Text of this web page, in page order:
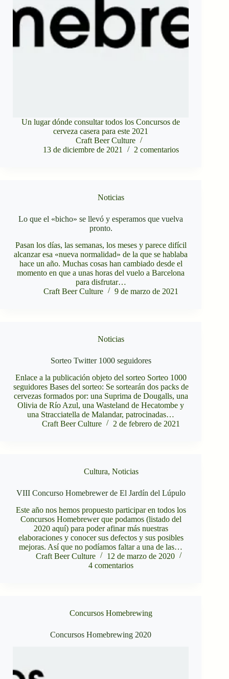
Un lugar dónde consultar todos los Concursos de
cerveza casera para este 2021
Craft Beer Culture
13 de diciembre de 2021
2 comentarios
Noticias
Lo que el «bicho» se llevó y esperamos que vuelva
pronto.
Pasan los días, las semanas, los meses y parece difícil
alcanzar esa «nueva normalidad» de la que se hablaba
hace un año. Muchas cosas han cambiado desde el
momento en que a unas horas del vuelo a Barcelona
para disfrutar…
Craft Beer Culture
9 de marzo de 2021
Noticias
Sorteo Twitter 1000 seguidores
Enlace a la publicación objeto del sorteo Sorteo 1000
seguidores Bases del sorteo: Se sortearán dos packs de
cervezas formados por: una Suprima de Dougalls, una
Olivia de Río Azul, una Wasteland de Hecatombe y
una Stracciatella de Malandar, patrocinadas…
Craft Beer Culture
2 de febrero de 2021
Cultura, Noticias
VIII Concurso Homebrewer de El Jardín del Lúpulo
Este año nos hemos propuesto participar en todos los
Concursos Homebrewer que podamos (listado del
2020 aquí) para poder afinar más nuestras
elaboraciones y conocer sus defectos y sus posibles
mejoras. Así que no podíamos faltar a una de las…
Craft Beer Culture
12 de marzo de 2020
4 comentarios
Concursos Homebrewing
Concursos Homebrewing 2020